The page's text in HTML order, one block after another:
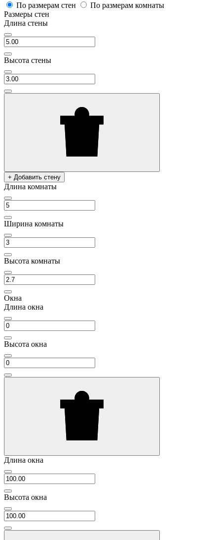
По размерам стен
По размерам комнаты
Размеры стен
Длина стены
Высота стены
+ Добавить стену
Длина комнаты
Ширина комнаты
Высота комнаты
Окна
Длина окна
Высота окна
Длина окна
Высота окна